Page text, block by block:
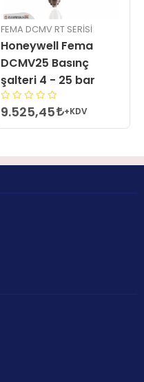
FEMA DCMV RT SERİSİ
Honeywell Fema
DCMV25 Basınç
şalteri 4 - 25 bar
9.525,45 +KDV